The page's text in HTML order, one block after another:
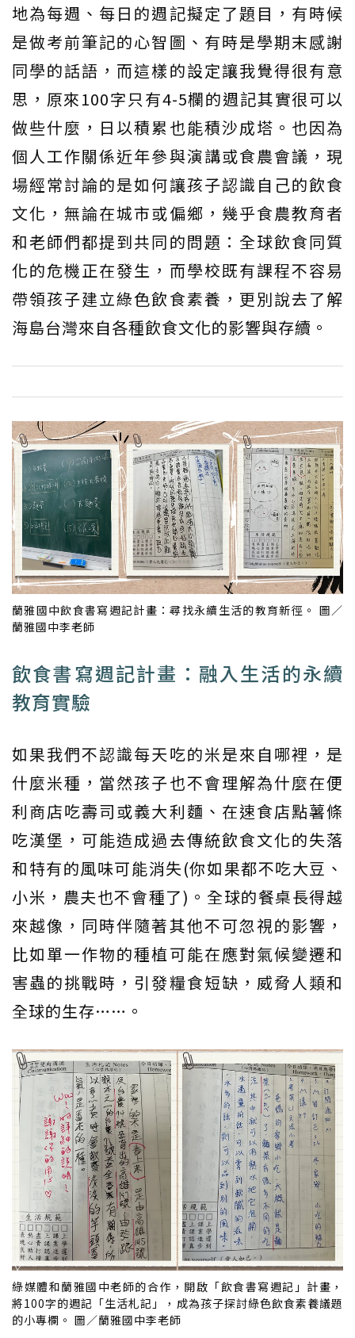
地為每週、每日的週記擬定了題目，有時候
是做考前筆記的心智圖、有時是學期末感謝
同學的話語，而這樣的設定讓我覺得很有意
思，原來100字只有4-5欄的週記其實很可以
做些什麼，日以積累也能積沙成塔。也因為
個人工作關係近年參與演講或食農會議，現
場經常討論的是如何讓孩子認識自己的飲食
文化，無論在城市或偏鄉，幾乎食農教育者
和老師們都提到共同的問題：全球飲食同質
化的危機正在發生，而學校既有課程不容易
帶領孩子建立綠色飲食素養，更別說去了解
海島台灣來自各種飲食文化的影響與存續。
蘭雅國中飲食書寫週記計畫：尋找永續生活的教育新徑。 圖／
蘭雅國中李老師
飲食書寫週記計畫：融入生活的永續
教育實驗
如果我們不認識每天吃的米是來自哪裡，是
什麼米種，當然孩子也不會理解為什麼在便
利商店吃壽司或義大利麵、在速食店點薯條
吃漢堡，可能造成過去傳統飲食文化的失落
和特有的風味可能消失(你如果都不吃大豆、
小米，農夫也不會種了)。全球的餐桌長得越
來越像，同時伴隨著其他不可忽視的影響，
比如單一作物的種植可能在應對氣候變遷和
害蟲的挑戰時，引發糧食短缺，威脅人類和
全球的生存……。
綠媒體和蘭雅國中老師的合作，開啟「飲食書寫週記」計畫，
將100字的週記「生活札記」，成為孩子探討綠色飲食素養議題
的小專欄。 圖／蘭雅國中李老師